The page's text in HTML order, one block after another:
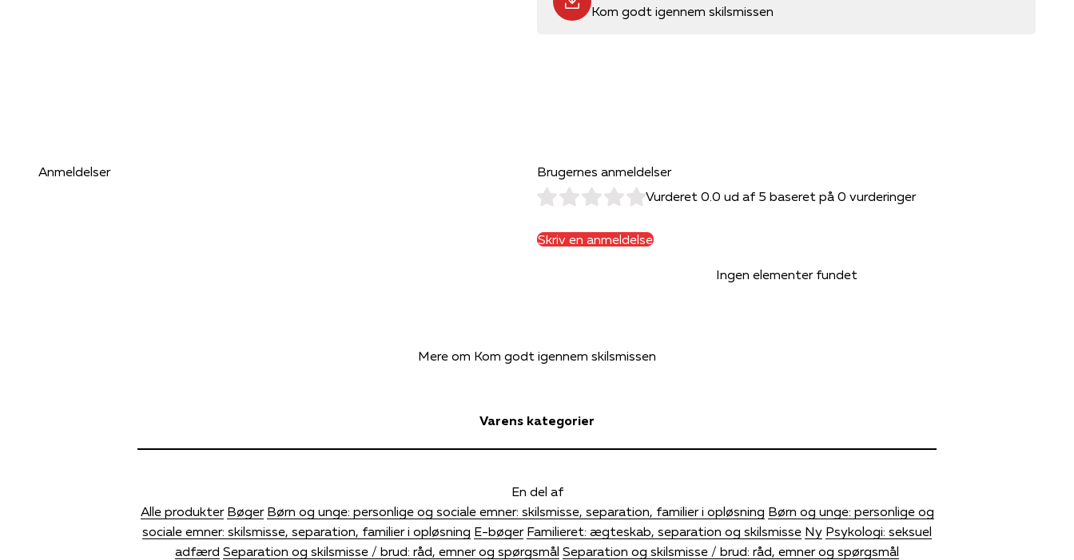
Kom godt igennem skilsmissen
Anmeldelser
Brugernes anmeldelser
Vurderet 0.0 ud af 5 baseret på 0 vurderinger
Skriv en anmeldelse
Ingen elementer fundet
Mere om Kom godt igennem skilsmissen
Varens kategorier
En del af
Alle produkter Bøger Børn og unge: personlige og sociale emner: skilsmisse, separation, familier i opløsning Børn og unge: personlige og
sociale emner: skilsmisse, separation, familier i opløsning E-bøger Familieret: ægteskab, separation og skilsmisse Ny Psykologi: seksuel
adfærd Separation og skilsmisse / brud: råd, emner og spørgsmål Separation og skilsmisse / brud: råd, emner og spørgsmål